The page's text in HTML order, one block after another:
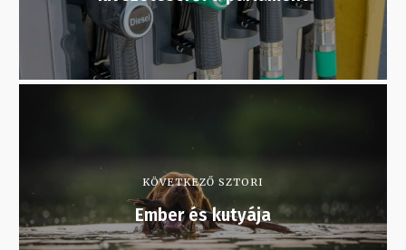
KÖVETKEZŐ SZTORI
Ember és kutyája